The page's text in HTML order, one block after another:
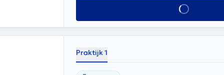
Alles zien
Praktijk 1